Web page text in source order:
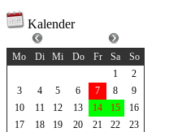
Kalender
Mo
Di Mi Do Fr Sa
So
1
2
3
4 5 6 7 8
9
10
11 12 13 14 15
16
17
18 19 20 21 22
23